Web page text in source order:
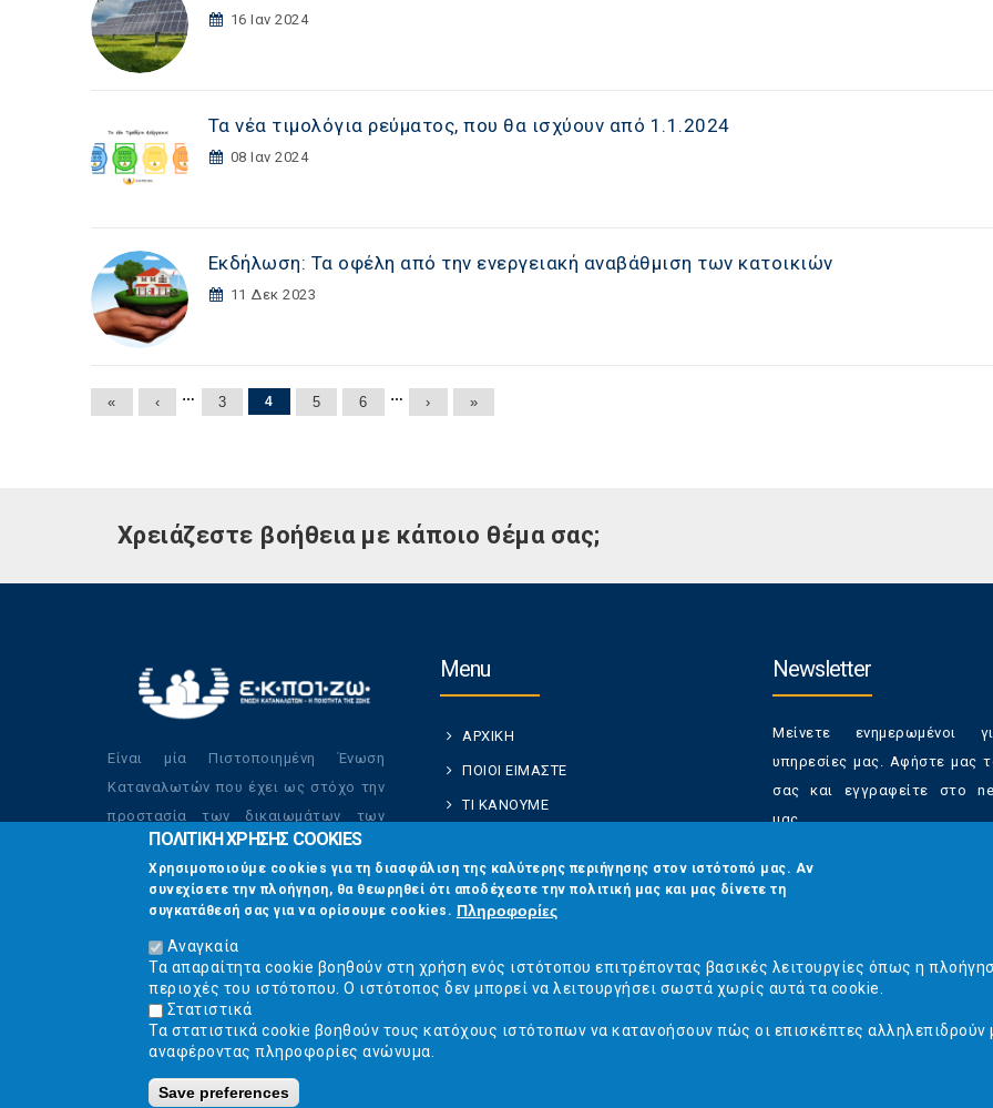
16 Ιαν 2024
Τα νέα τιμολόγια ρεύματος, που θα ισχύουν από 1.1.2024
08 Ιαν 2024
Εκδήλωση: Τα οφέλη από την ενεργειακή αναβάθμιση των κατοικιών
11 Δεκ 2023
Σελίδες
« ‹ … 3 4 5 6 … › »
Χρειάζεστε βοήθεια με κάποιο θέμα σας;
Είναι μία Πιστοποιημένη Ένωση
Καταναλωτών που έχει ως στόχο την
προστασία των δικαιωμάτων των
καταναλωτών και την βελτίωση της
ποιότητας της ζωής τους.
Menu
ΑΡΧΙΚΗ
ΠΟΙΟΙ ΕΙΜΑΣΤΕ
ΤΙ ΚΑΝΟΥΜΕ
ΟΙ ΔΡΑΣΕΙΣ ΜΑΣ
ΕΠΙΚΟΙΝΩΝΙΑ
Newsletter
Μείνετε ενημερωμένοι
υπηρεσίες μας. Αφήστε μας
σας και εγγραφείτε στο
μας.
Έχετε τη δυνατότητα
από τα newsletters μας
Email*
CAPTCHA
ΠΟΛΙΤΙΚΗ ΧΡΗΣΗΣ COOKIES
Χρησιμοποιούμε cookies για τη διασφάλιση της καλύτερης περιήγησης στον ιστότοπό μας. Αν
συνεχίσετε την πλοήγηση, θα θεωρηθεί ότι αποδέχεστε την πολιτική μας και μας δίνετε τη
συγκατάθεσή σας για να ορίσουμε cookies. Πληροφορίες
Αναγκαία
Τα απαραίτητα cookie βοηθούν στη χρήση ενός ιστότοπου επιτρέποντας βασικές λειτουργίες όπως η
περιοχές του ιστότοπου. Ο ιστότοπος δεν μπορεί να λειτουργήσει σωστά χωρίς αυτά τα cookie.
Στατιστικά
Τα στατιστικά cookie βοηθούν τους κατόχους ιστότοπων να κατανοήσουν πώς οι επισκέπτες αλληλεπιδρούν
αναφέροντας πληροφορίες ανώνυμα.
Save preferences